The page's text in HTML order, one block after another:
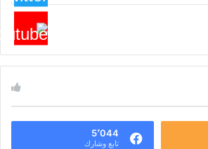
5٬044
تابع وشارك